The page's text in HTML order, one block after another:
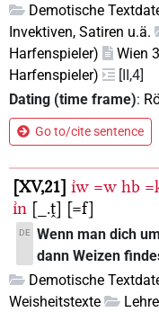
Demotische
Invektiven, Satiren u.ä.
Harfenspieler)
Wien
Harfenspieler)
[II,4]
Dating (time frame):
Go to/cite sentence
XV,21 ı͗w =w hb
ı͗n [_.ṱ] [=f]
DE Wenn man dich
dann Weizen
Demotische
Weisheitstexte